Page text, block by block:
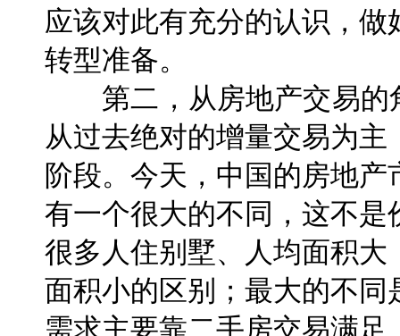
应该对此有充分的认识，
转型准备。
第二，从房地产交易的
从过去绝对的增量交易为
阶段。今天，中国的房地
有一个很大的不同，这不
很多人住别墅、人均面积
面积小的区别；最大的不
需求主要靠二手房交易满